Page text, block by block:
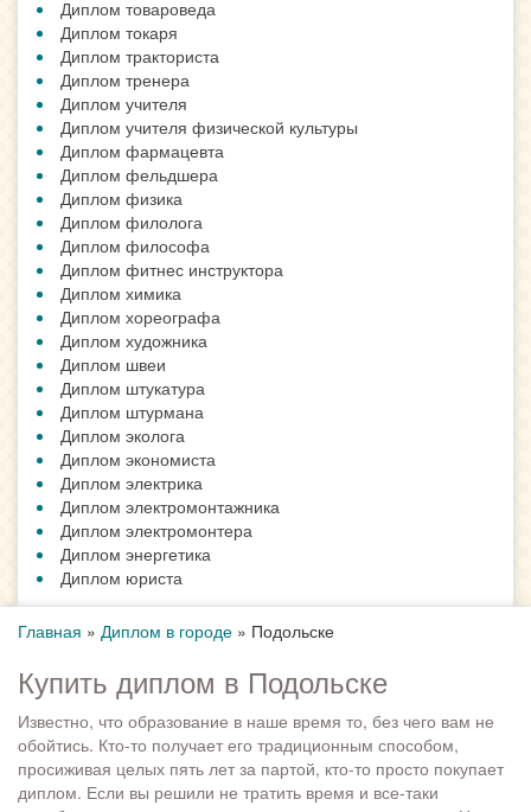
Диплом товароведа
Диплом токаря
Диплом тракториста
Диплом тренера
Диплом учителя
Диплом учителя физической культуры
Диплом фармацевта
Диплом фельдшера
Диплом физика
Диплом филолога
Диплом философа
Диплом фитнес инструктора
Диплом химика
Диплом хореографа
Диплом художника
Диплом швеи
Диплом штукатура
Диплом штурмана
Диплом эколога
Диплом экономиста
Диплом электрика
Диплом электромонтажника
Диплом электромонтера
Диплом энергетика
Диплом юриста
Главная » Диплом в городе » Подольске
Купить диплом в Подольске
Известно, что образование в наше время то, без чего вам не
обойтись. Кто-то получает его традиционным способом,
просиживая целых пять лет за партой, кто-то просто покупает
диплом. Если вы решили не тратить время и все-таки